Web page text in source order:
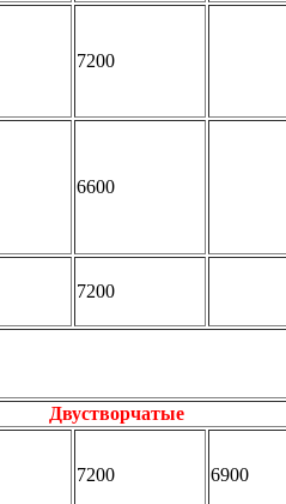
7200
6600
7200
Двустворчатые
7200 6900